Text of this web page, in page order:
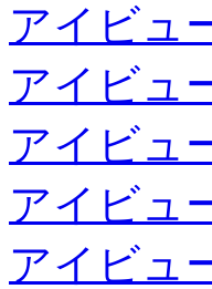
アイビュ
アイビュ
アイビュ
アイビュ
アイビュ